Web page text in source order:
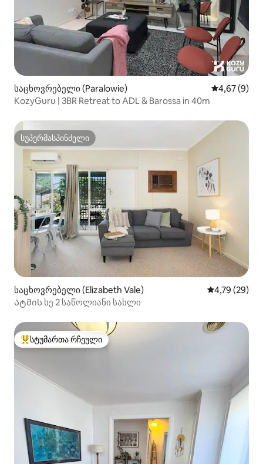
საცხოვრებელი (Paralowie) საშუალო
4,67 (9)
KozyGuru | 3BR Retreat to ADL & Barossa in 40m
სუპერმასპინძელი
სუპერმასპინძელი
საცხოვრებელი (Elizabeth Vale) საშუალო
4,79 (29)
Ატმის ხე 2 საწოლიანი სახლი
სტუმართა რჩეული მოწინავე ვარიანტი
სტუმართა რჩეული